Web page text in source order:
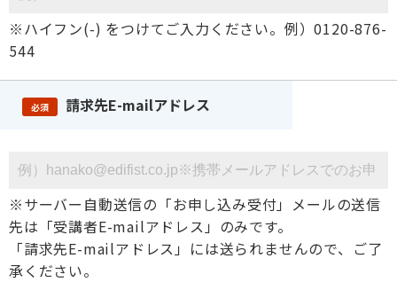
※ハイフン(-) をつけてご入力ください。例）0120-876-
544
必須 請求先E-mailアドレス
※サーバー自動送信の「お申し込み受付」メールの送信
先は「受講者E-mailアドレス」のみです。
「請求先E-mailアドレス」には送られませんので、ご了
承ください。